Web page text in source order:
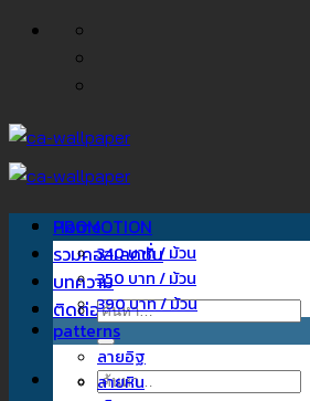
ข้าม
Home
รวมคอลเลคชั่น
บทความ
ติดต่อเรา
ค้นหา:
ค้นหา:
PROMOTION
340 บาท / ม้วน
350 บาท / ม้วน
390 บาท / ม้วน
patterns
ลายอิฐ
ลายหิน